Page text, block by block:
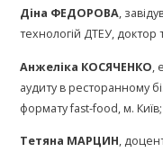
Діна ФЕДОРОВА,
технологій ДТЕУ, доктор
Анжеліка КОСЯЧЕНКО,
аудиту в ресторанному
формату fast-food, м. Київ;
Тетяна МАРЦИН,